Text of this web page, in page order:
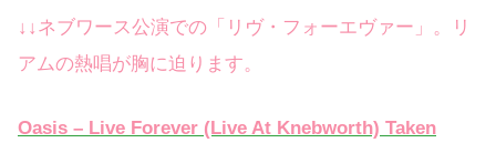
↓↓ネブワース公演での「リヴ・フォーエヴァー」。リ
アムの熱唱が胸に迫ります。
Oasis – Live Forever (Live At Knebworth) Taken